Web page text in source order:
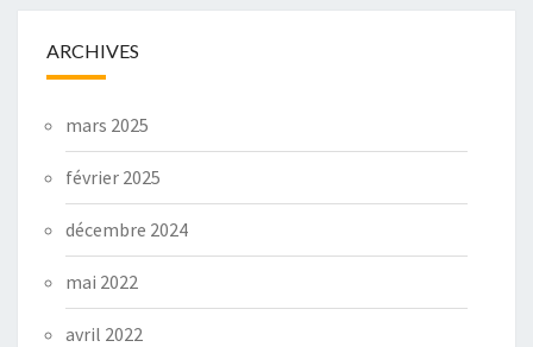
ARCHIVES
mars 2025
février 2025
décembre 2024
mai 2022
avril 2022